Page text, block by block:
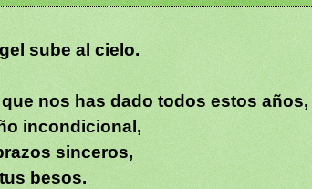
sube al cielo.
nos has dado todos estos años,
incondicional,
sinceros,
besos.